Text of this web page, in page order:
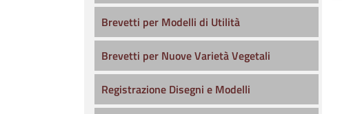
Brevetti per Modelli di Utilità
Brevetti per Nuove Varietà Vegetali
Registrazione Disegni e Modelli